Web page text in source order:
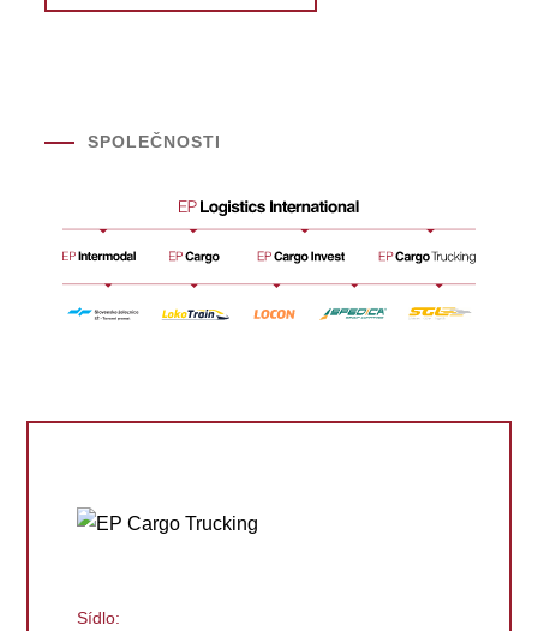
SPOLEČNOSTI
Sídlo: